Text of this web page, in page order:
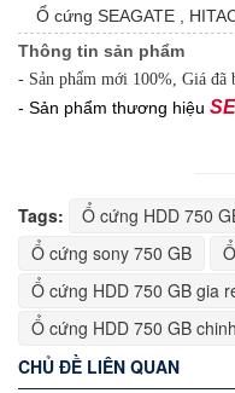
Ổ cứng SEAGATE ,
Thông tin sản phẩm
- Sản phẩm mới 100%, Giá đã
- Sản phẩm thương hiệu
Tags: Ổ cứng HDD 750
Ổ cứng sony 750 GB
Ổ cứng HDD 750 GB gia
Ổ cứng HDD 750 GB
CHỦ ĐỀ LIÊN QUAN